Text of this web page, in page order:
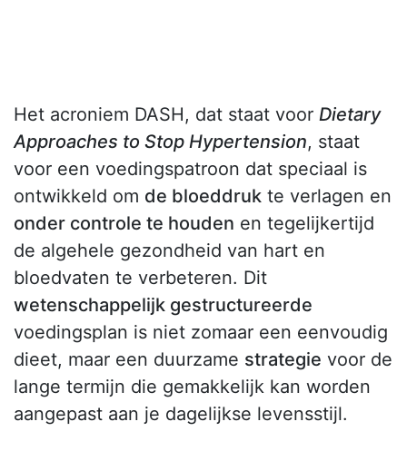
Het acroniem DASH, dat staat voor Dietary
Approaches to Stop Hypertension, staat
voor een voedingspatroon dat speciaal is
ontwikkeld om de bloeddruk te verlagen en
onder controle te houden en tegelijkertijd
de algehele gezondheid van hart en
bloedvaten te verbeteren. Dit
wetenschappelijk gestructureerde
voedingsplan is niet zomaar een eenvoudig
dieet, maar een duurzame strategie voor de
lange termijn die gemakkelijk kan worden
aangepast aan je dagelijkse levensstijl.